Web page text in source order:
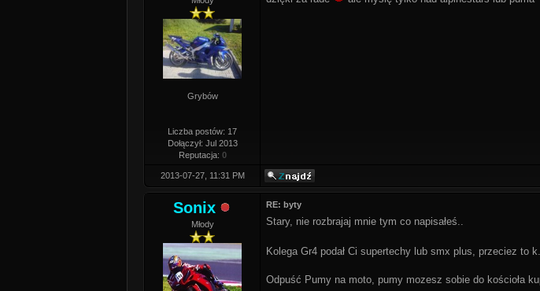
Grybów
Liczba postów: 17
Dołączył: Jul 2013
Reputacja: 0
2013-07-27, 11:31 PM
Sonix
Młody
RE: byty
Stary, nie rozbrajaj mnie tym co napisałeś..
Kolega Gr4 podał Ci supertechy lub smx plus, przeciez to
Odpuść Pumy na moto, pumy mozesz sobie do kościoła